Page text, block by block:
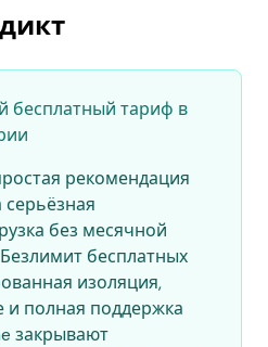
бесплатный тариф в
рекомендация
серьёзная
без месячной
бесплатных
изоляция,
и полная поддержка
закрывают